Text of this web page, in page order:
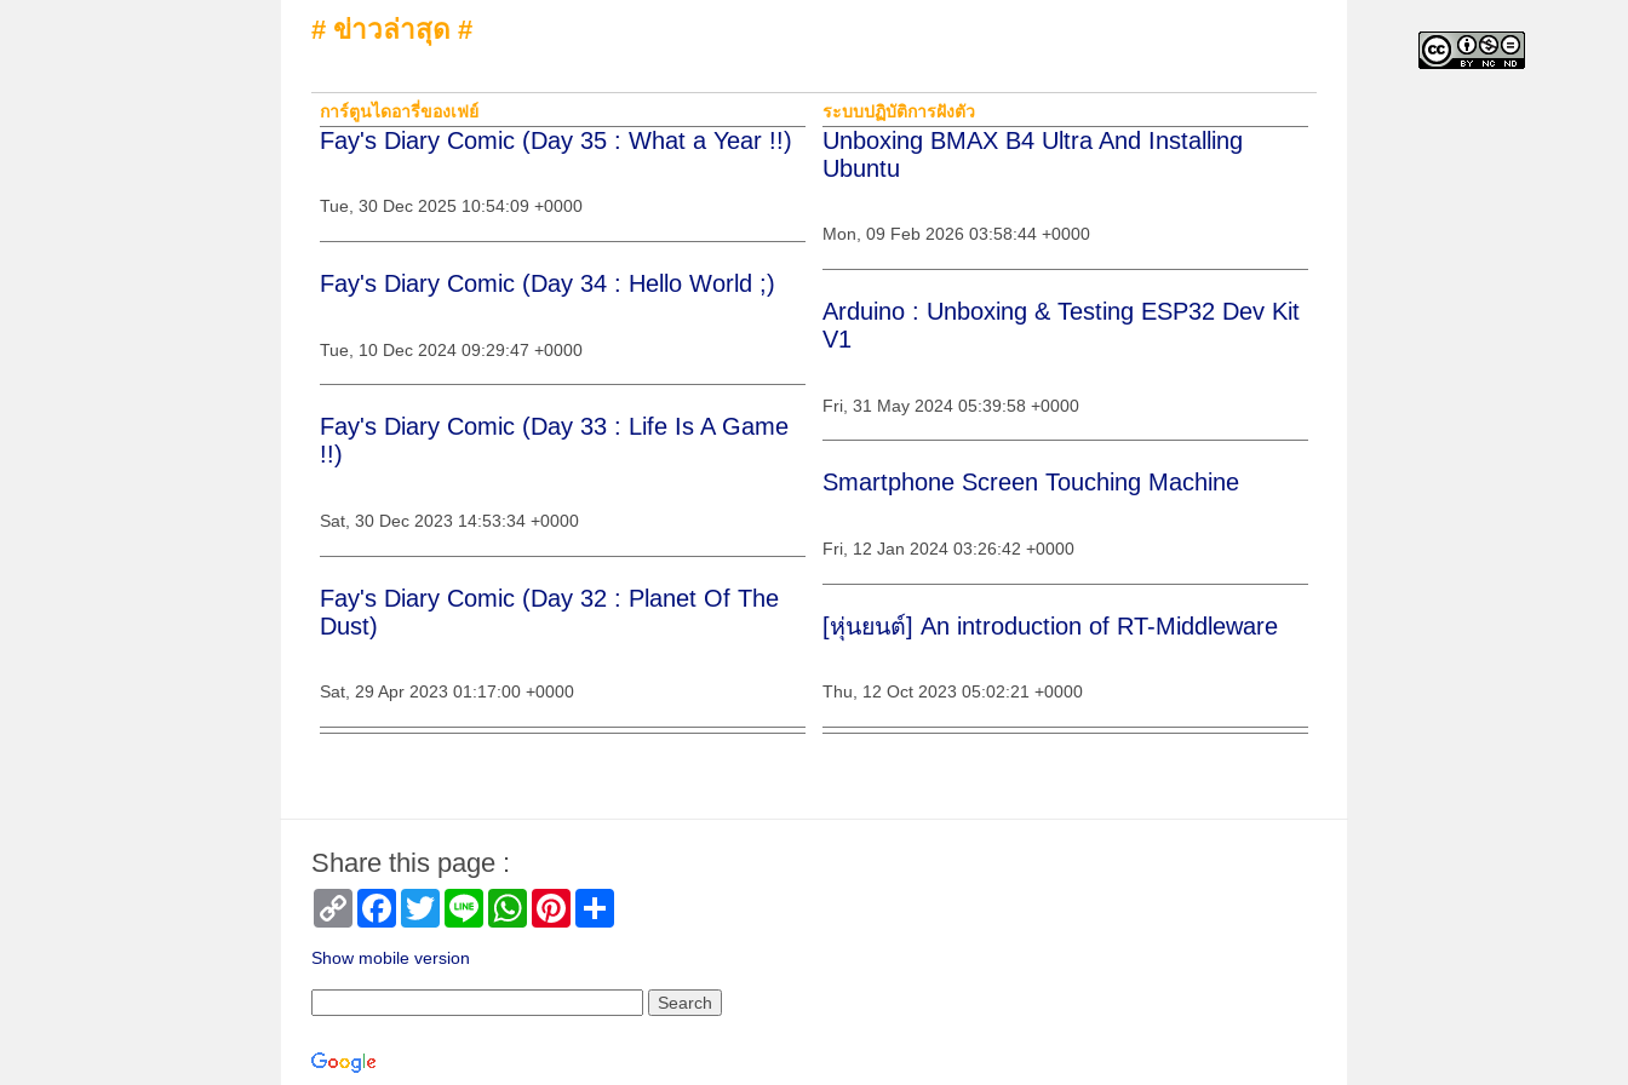
# ข่าวล่าสุด #
การ์ตูนไดอารี่ของเฟย์
Fay's Diary Comic (Day 35 : What a Year !!)
Tue, 30 Dec 2025 10:54:09 +0000
Fay's Diary Comic (Day 34 : Hello World ;)
Tue, 10 Dec 2024 09:29:47 +0000
Fay's Diary Comic (Day 33 : Life Is A Game
!!)
Sat, 30 Dec 2023 14:53:34 +0000
Fay's Diary Comic (Day 32 : Planet Of The
Dust)
Sat, 29 Apr 2023 01:17:00 +0000
Fri, 09 Dec 2022 03:07:02 +0000
ระบบปฏิบัติการฝังตัว
Unboxing BMAX B4 Ultra And Installing
Ubuntu
Mon, 09 Feb 2026 03:58:44 +0000
Arduino : Unboxing & Testing ESP32 Dev Kit
V1
Fri, 31 May 2024 05:39:58 +0000
Smartphone Screen Touching Machine
Fri, 12 Jan 2024 03:26:42 +0000
[หุ่นยนต์] An introduction of RT-Middleware
Thu, 12 Oct 2023 05:02:21 +0000
Share this page :
Copy
Link
Facebook
TwitterLine WhatsAppPinterest
Show mobile version